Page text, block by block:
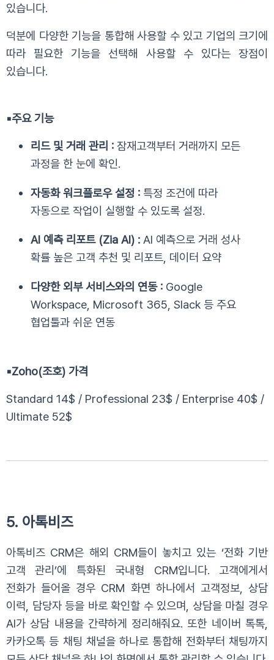
있습니다.
덕분에 다양한 기능을 통합해 사용할 수 있고 기업의 크기에
따라 필요한 기능을 선택해 사용할 수 있다는 장점이
있습니다.
▪️주요 기능
리드 및 거래 관리 : 잠재고객부터 거래까지 모든
과정을 한 눈에 확인.
자동화 워크플로우 설정 : 특정 조건에 따라
자동으로 작업이 실행할 수 있도록 설정.
AI 예측 리포트 (Zia AI) : AI 예측으로 거래 성사
확률 높은 고객 추천 및 리포트, 데이터 요약
다양한 외부 서비스와의 연동 : Google
Workspace, Microsoft 365, Slack 등 주요
협업툴과 쉬운 연동
▪️Zoho(조호) 가격
Standard 14$ / Professional 23$ / Enterprise 40$ /
Ultimate 52$
5. 아톡비즈
아톡비즈 CRM은 해외 CRM들이 놓치고 있는 ‘전화 기반
고객 관리’에 특화된 국내형 CRM입니다. 고객에게서
전화가 들어올 경우 CRM 화면 하나에서 고객정보, 상담
이력, 담당자 등을 바로 확인할 수 있으며, 상담을 마칠 경우
AI가 상담 내용을 간략하게 정리해줘요. 또한 네이버 톡톡,
카카오톡 등 채팅 채널을 하나로 통합해 전화부터 채팅까지